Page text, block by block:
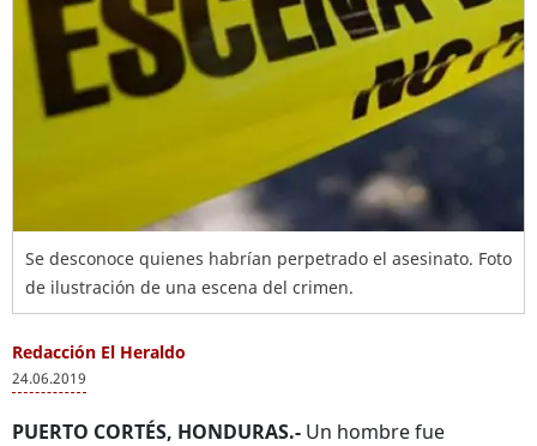
Se desconoce quienes habrían perpetrado el asesinato. Foto
de ilustración de una escena del crimen.
Redacción El Heraldo
24.06.2019
PUERTO CORTÉS, HONDURAS.- Un hombre fue